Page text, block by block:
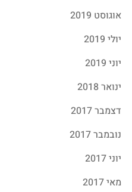
אוגוסט 2019
יולי 2019
יוני 2019
ינואר 2018
דצמבר 2017
נובמבר 2017
יוני 2017
מאי 2017